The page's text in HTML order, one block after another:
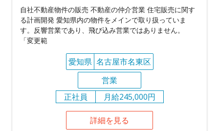
自社不動産物件の販売 不動産の仲介営業 住宅販売に関す
る計画開発 愛知県内の物件をメインで取り扱っていま
す。反響営業であり、飛び込み営業ではありません。
「変更範
愛知県 名古屋市名東区
営業
正社員
月給245,000円
詳細を見る